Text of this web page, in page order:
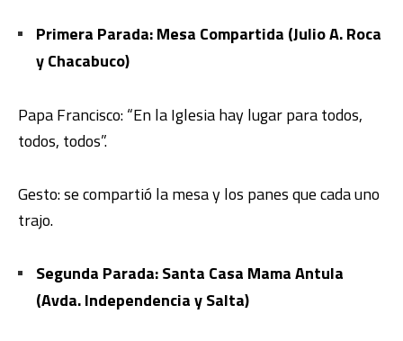
Primera Parada: Mesa Compartida (Julio A. Roca
y Chacabuco)
Papa Francisco: “En la Iglesia hay lugar para todos,
todos, todos”.
Gesto: se compartió la mesa y los panes que cada uno
trajo.
Segunda Parada: Santa Casa Mama Antula
(Avda. Independencia y Salta)